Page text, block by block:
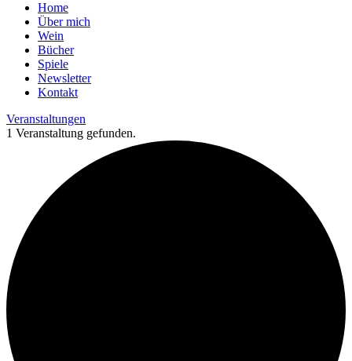
Home
Über mich
Wein
Bücher
Spiele
Newsletter
Kontakt
Veranstaltungen
1 Veranstaltung gefunden.